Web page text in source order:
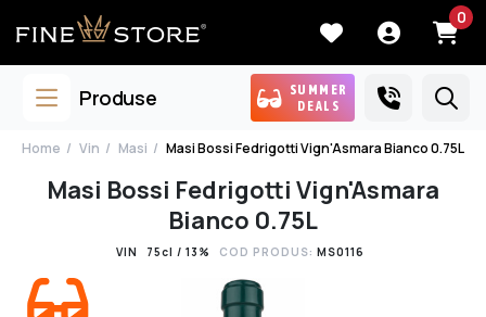
0
Produse
SUMMER
DEALS
Home Vin Masi Masi Bossi Fedrigotti Vign'Asmara Bianco 0.75L
Masi Bossi Fedrigotti Vign'Asmara
Bianco 0.75L
VIN 75cl / 13% COD PRODUS: MS0116